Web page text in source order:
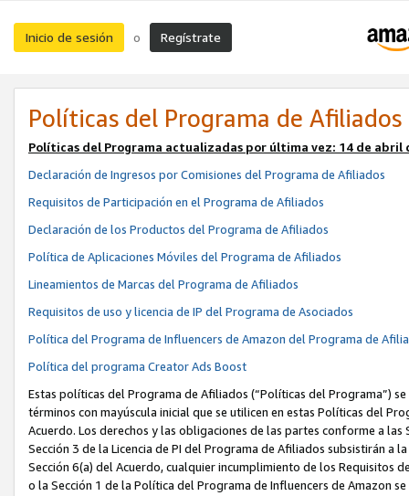
Inicio de sesión o Regístrate
Políticas del Programa de Afiliados
Políticas del Programa actualizadas por última vez: 14 de abril
Declaración de Ingresos por Comisiones del Programa de Afiliados
Requisitos de Participación en el Programa de Afiliados
Declaración de los Productos del Programa de Afiliados
Política de Aplicaciones Móviles del Programa de Afiliados
Lineamientos de Marcas del Programa de Afiliados
Requisitos de uso y licencia de IP del Programa de Asociados
Política del Programa de Influencers de Amazon del Programa de
Política del programa Creator Ads Boost
Estas políticas del Programa de Afiliados (“Políticas del Programa”)
términos con mayúscula inicial que se utilicen en estas Políticas del
Acuerdo. Los derechos y las obligaciones de las partes conforme a
Sección 3 de la Licencia de PI del Programa de Afiliados subsistirán
Sección 6(a) del Acuerdo, cualquier incumplimiento de los Requisitos
o la Sección 1 de la Política del Programa de Influencers de Amazon